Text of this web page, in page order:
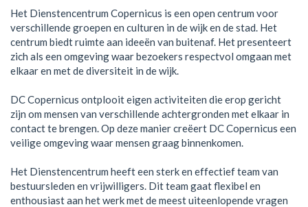
Het Dienstencentrum Copernicus is een open centrum voor
verschillende groepen en culturen in de wijk en de stad. Het
centrum biedt ruimte aan ideeën van buitenaf. Het presenteert
zich als een omgeving waar bezoekers respectvol omgaan met
elkaar en met de diversiteit in de wijk.
DC Copernicus ontplooit eigen activiteiten die erop gericht
zijn om mensen van verschillende achtergronden met elkaar in
contact te brengen. Op deze manier creëert DC Copernicus een
veilige omgeving waar mensen graag binnenkomen.
Het Dienstencentrum heeft een sterk en effectief team van
bestuursleden en vrijwilligers. Dit team gaat flexibel en
enthousiast aan het werk met de meest uiteenlopende vragen